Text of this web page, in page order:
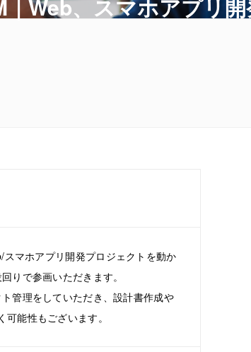
｜Web、スマホアプリ
マホアプリ開発プロジェクトを動か
りで参画いただきます。
管理をしていただき、設計書作成や
能性もございます。